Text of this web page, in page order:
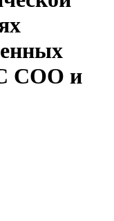
СОО и